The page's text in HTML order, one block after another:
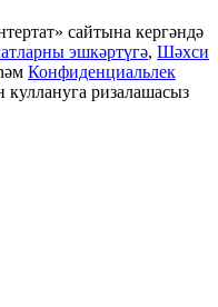
сайтына кергәндә
эшкәртүгә, Шәхси
Конфиденциальлек
ризалашасыз